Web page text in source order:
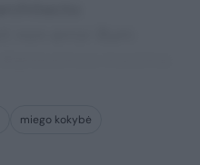
miego kokybė